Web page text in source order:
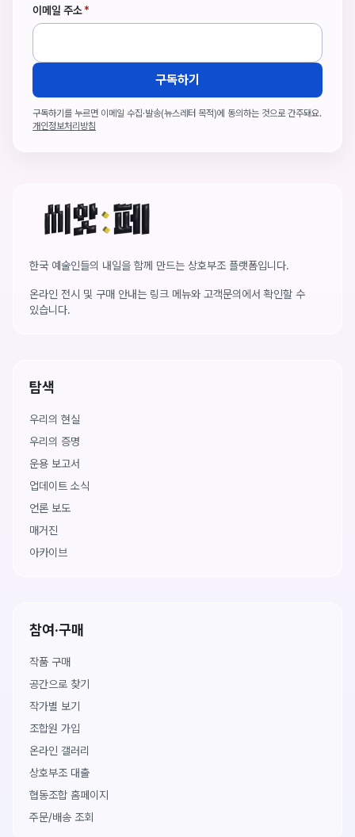
이메일 주소*
구독하기
구독하기를 누르면 이메일 수집·발송(뉴스레터 목적)에 동의하는 것으로 간주돼요.
개인정보처리방침
씨앗페 온라인 홈
한국 예술인들의 내일을 함께 만드는 상호부조 플랫폼입니다.
온라인 전시 및 구매 안내는 링크 메뉴와 고객문의에서 확인할 수
있습니다.
탐색
우리의 현실
우리의 증명
운용 보고서
업데이트 소식
언론 보도
매거진
아카이브
참여·구매
작품 구매
공간으로 찾기
작가별 보기
조합원 가입
온라인 갤러리
상호부조 대출
협동조합 홈페이지
주문/배송 조회